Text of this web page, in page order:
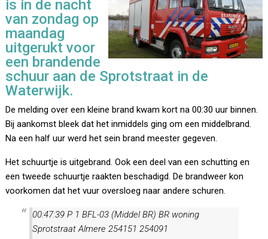
is in de nacht
van zondag op
maandag
uitgerukt voor
een brandende
schuur aan de Sprotstraat in de
Waterwijk.
De melding over een kleine brand kwam kort na 00:30 uur binnen.
Bij aankomst bleek dat het inmiddels ging om een middelbrand.
Na een half uur werd het sein brand meester gegeven.
Het schuurtje is uitgebrand. Ook een deel van een schutting en
een tweede schuurtje raakten beschadigd. De brandweer kon
voorkomen dat het vuur oversloeg naar andere schuren.
00:47:39 P 1 BFL-03 (Middel BR) BR woning
Sprotstraat Almere 254151 254091